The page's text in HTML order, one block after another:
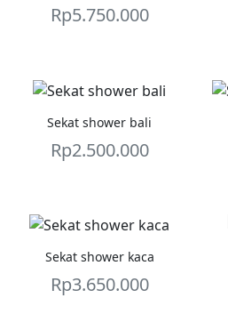
Rp5.750.000
Sekat shower bali
Rp2.500.000
Sekat shower kaca
Rp3.650.000